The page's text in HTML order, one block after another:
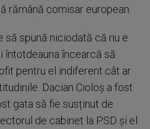
rămână comisar european.
să spună niciodată că nu e
întotdeauna încearcă să
pentru el indiferent cât ar
Dacian Cioloș a fost
gata să fie susținut de
de cabinet la PSD și el